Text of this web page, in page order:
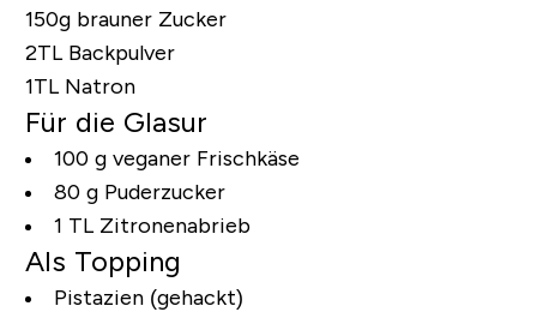
150g brauner Zucker
2TL Backpulver
1TL Natron
Für die Glasur
100 g veganer Frischkäse
80 g Puderzucker
1 TL Zitronenabrieb
Als Topping
Pistazien (gehackt)